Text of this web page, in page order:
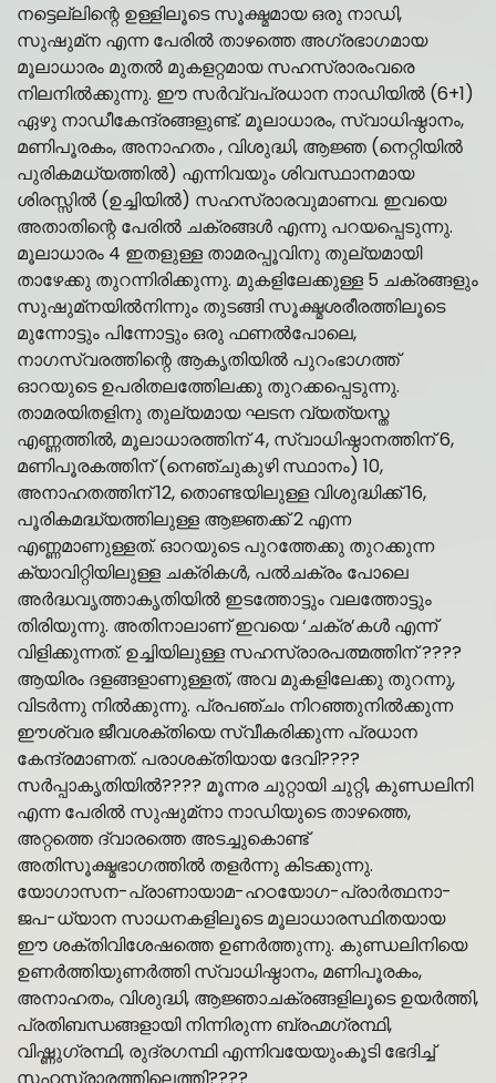
നട്ടെല്ലിന്റെ ഉള്ളിലൂടെ സൂക്ഷ്മമായ ഒരു നാഡി,
സുഷുമ്‌ന എന്ന പേരില്‍ താഴത്തെ അഗ്രഭാഗമായ
മൂലാധാരം മുതല്‍ മുകളറ്റമായ സഹസ്രാരംവരെ
നിലനില്‍ക്കുന്നു. ഈ സര്‍വ്വപ്രധാന നാഡിയില്‍ (6+1)
ഏഴു നാഡീകേന്ദ്രങ്ങളുണ്ട്. മൂലാധാരം, സ്വാധിഷ്ഠാനം,
മണിപൂരകം, അനാഹതം , വിശുദ്ധി, ആജ്ഞ (നെറ്റിയില്‍
പുരികമധ്യത്തില്‍) എന്നിവയും ശിവസ്ഥാനമായ
ശിരസ്സില്‍ (ഉച്ചിയില്‍) സഹസ്രാരവുമാണവ. ഇവയെ
അതാതിന്റെ പേരില്‍ ചക്രങ്ങള്‍ എന്നു പറയപ്പെടുന്നു.
മൂലാധാരം 4 ഇതളുള്ള താമരപ്പൂവിനു തുല്യമായി
താഴേക്കു തുറന്നിരിക്കുന്നു. മുകളിലേക്കുള്ള 5 ചക്രങ്ങളും
സുഷുമ്‌നയില്‍നിന്നും തുടങ്ങി സൂക്ഷ്മശരീരത്തിലൂടെ
മുന്നോട്ടും പിന്നോട്ടും ഒരു ഫണല്‍പോലെ,
നാഗസ്വരത്തിന്റെ ആകൃതിയില്‍ പുറംഭാഗത്ത്
ഓറയുടെ ഉപരിതലത്തിേലക്കു തുറക്കപ്പെടുന്നു.
താമരയിതളിനു തുല്യമായ ഘടന വ്യത്യസ്ത
എണ്ണത്തില്‍, മൂലാധാരത്തിന് 4, സ്വാധിഷ്ഠാനത്തിന് 6,
മണിപൂരകത്തിന് (നെഞ്ചുകുഴി സ്ഥാനം) 10,
അനാഹതത്തിന് 12, തൊണ്ടയിലുള്ള വിശുദ്ധിക്ക് 16,
പൂരികമദ്ധ്യത്തിലുള്ള ആജ്ഞക്ക് 2 എന്ന
എണ്ണമാണുള്ളത്. ഓറയുടെ പുറത്തേക്കു തുറക്കുന്ന
ക്യാവിറ്റിയിലുള്ള ചക്രികള്‍, പല്‍ചക്രം പോലെ
അര്‍ദ്ധവൃത്താകൃതിയില്‍ ഇടത്തോട്ടും വലത്തോട്ടും
തിരിയുന്നു. അതിനാലാണ് ഇവയെ ‘ചക്ര’കള്‍ എന്ന്
വിളിക്കുന്നത്. ഉച്ചിയിലുള്ള സഹസ്രാരപത്മത്തിന് ????
ആയിരം ദളങ്ങളാണുള്ളത്, അവ മുകളിലേക്കു തുറന്നു,
വിടര്‍ന്നു നില്‍ക്കുന്നു. പ്രപഞ്ചം നിറഞ്ഞുനില്‍ക്കുന്ന
ഈശ്വര ജീവശക്തിയെ സ്വീകരിക്കുന്ന പ്രധാന
കേന്ദ്രമാണത്. പരാശക്തിയായ ദേവി????
സര്‍പ്പാകൃതിയില്‍???? മൂന്നര ചുറ്റായി ചുറ്റി, കുണ്ഡലിനി
എന്ന പേരില്‍ സുഷുമ്‌നാ നാഡിയുടെ താഴത്തെ,
അറ്റത്തെ ദ്വാരത്തെ അടച്ചുകൊണ്ട്
അതിസൂക്ഷ്മഭാഗത്തില്‍ തളര്‍ന്നു കിടക്കുന്നു.
യോഗാസന-പ്രാണായാമ-ഹഠയോഗ-പ്രാര്‍ത്ഥനാ-
ജപ-ധ്യാന സാധനകളിലൂടെ മൂലാധാരസ്ഥിതയായ
ഈ ശക്തിവിശേഷത്തെ ഉണര്‍ത്തുന്നു. കുണ്ഡലിനിയെ
ഉണര്‍ത്തിയുണര്‍ത്തി സ്വാധിഷ്ഠാനം, മണിപൂരകം,
അനാഹതം, വിശുദ്ധി, ആജ്ഞാചക്രങ്ങളിലൂടെ ഉയര്‍ത്തി,
പ്രതിബന്ധങ്ങളായി നിന്നിരുന്ന ബ്രഹ്മഗ്രന്ഥി,
വിഷ്ണുഗ്രന്ഥി, രുദ്രഗന്ഥി എന്നിവയേയുംകൂടി ഭേദിച്ച്